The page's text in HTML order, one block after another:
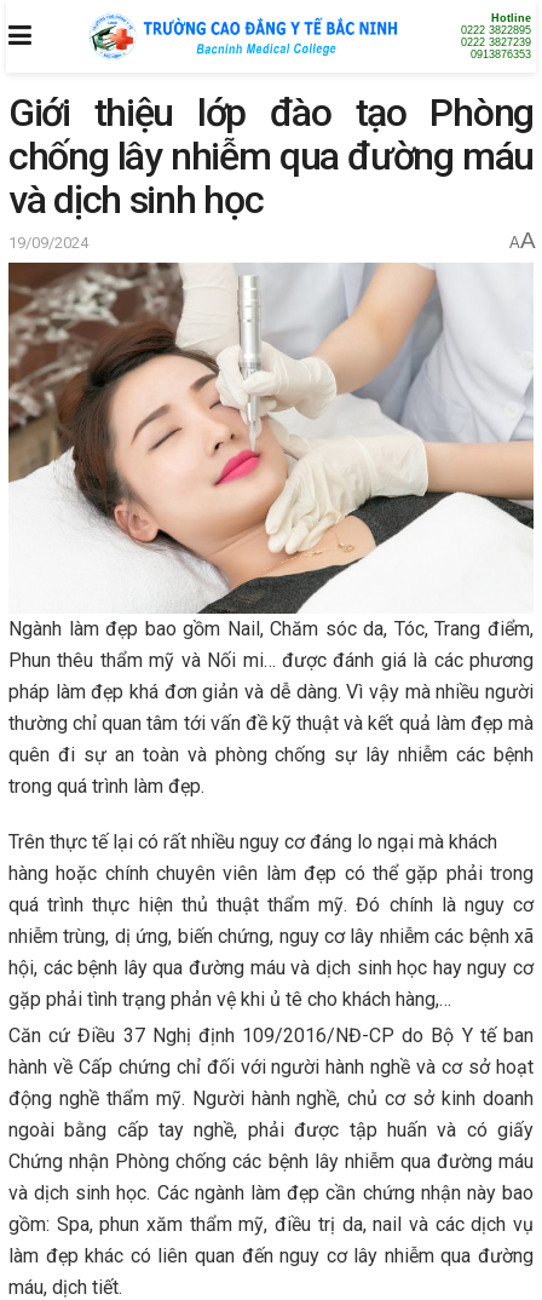
Hotline
0222 3822895
0222 3827239
0913876353
Giới thiệu lớp đào tạo Phòng
chống lây nhiễm qua đường máu
và dịch sinh học
19/09/2024 AA
Ngành làm đẹp bao gồm Nail, Chăm sóc da, Tóc, Trang điểm,
Phun thêu thẩm mỹ và Nối mi… được đánh giá là các phương
pháp làm đẹp khá đơn giản và dễ dàng. Vì vậy mà nhiều người
thường chỉ quan tâm tới vấn đề kỹ thuật và kết quả làm đẹp mà
quên đi sự an toàn và phòng chống sự lây nhiễm các bệnh
trong quá trình làm đẹp.
Trên thực tế lại có rất nhiều nguy cơ đáng lo ngại mà khách
hàng hoặc chính chuyên viên làm đẹp có thể gặp phải trong
quá trình thực hiện thủ thuật thẩm mỹ. Đó chính là nguy cơ
nhiễm trùng, dị ứng, biến chứng, nguy cơ lây nhiễm các bệnh xã
hội, các bệnh lây qua đường máu và dịch sinh học hay nguy cơ
gặp phải tình trạng phản vệ khi ủ tê cho khách hàng,…
Căn cứ Điều 37 Nghị định 109/2016/NĐ-CP do Bộ Y tế ban
hành về Cấp chứng chỉ đối với người hành nghề và cơ sở hoạt
động nghề thẩm mỹ. Người hành nghề, chủ cơ sở kinh doanh
ngoài bằng cấp tay nghề, phải được tập huấn và có giấy
Chứng nhận Phòng chống các bệnh lây nhiễm qua đường máu
và dịch sinh học. Các ngành làm đẹp cần chứng nhận này bao
gồm: Spa, phun xăm thẩm mỹ, điều trị da, nail và các dịch vụ
làm đẹp khác có liên quan đến nguy cơ lây nhiễm qua đường
máu, dịch tiết.